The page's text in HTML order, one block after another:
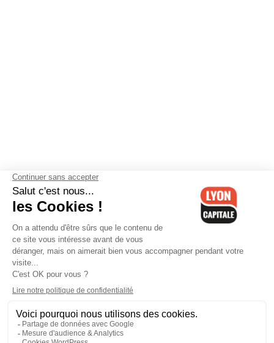
Contactez-nous-Mentions légales-CGV-Politique de
confidentialité-Gestion des cookies